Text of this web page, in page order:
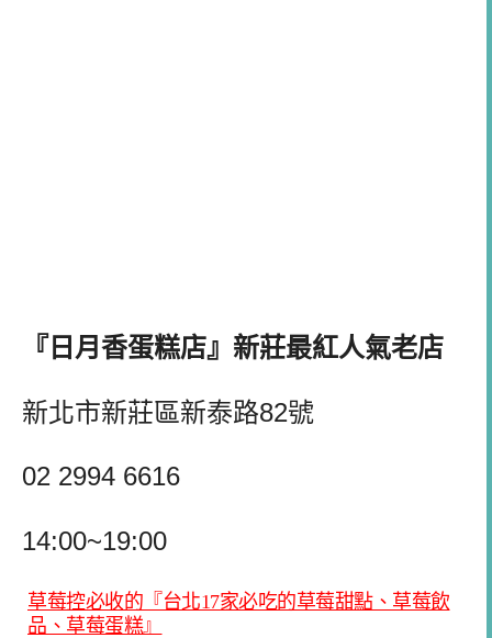
『日月香蛋糕店』新莊最紅人氣老店
新北市新莊區新泰路82號
02 2994 6616
14:00~19:00
草莓控必收的『台北17家必吃的草莓甜點、草莓飲
品、草莓蛋糕』